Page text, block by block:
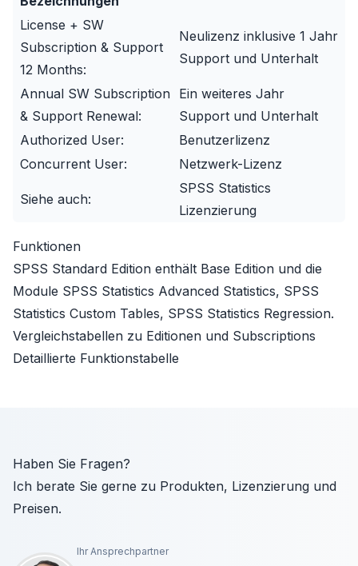
License + SW
Subscription & Support
12 Months:
Neulizenz inklusive 1 Jahr
Support und Unterhalt
Annual SW Subscription
& Support Renewal:
Ein weiteres Jahr
Support und Unterhalt
Authorized User:
Benutzerlizenz
Concurrent User:
Netzwerk-Lizenz
Siehe auch:
SPSS Statistics
Lizenzierung
Funktionen
SPSS Standard Edition enthält Base Edition und die
Module SPSS Statistics Advanced Statistics, SPSS
Statistics Custom Tables, SPSS Statistics Regression.
Vergleichstabellen zu Editionen und Subscriptions
Detaillierte Funktionstabelle
Haben Sie Fragen?
Ich berate Sie gerne zu Produkten, Lizenzierung und
Preisen.
Ihr Ansprechpartner